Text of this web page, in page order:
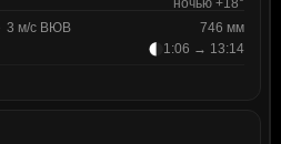
ночью +18°
3 м/с ВЮВ
746 мм
1:06 → 13:14